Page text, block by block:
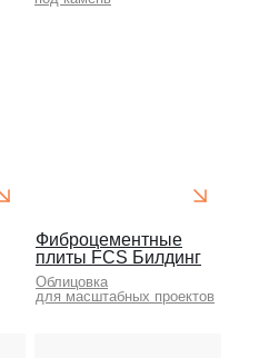
Облицовка
для масштабных проектов
Фиброцементные
плиты FCS Билдинг